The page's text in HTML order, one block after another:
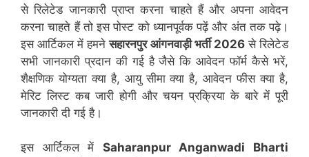
से रिलेटेड जानकारी प्राप्त करना चाहते हैं और अपना आवेदन
करना चाहते हैं तो इस पोस्ट को ध्यानपूर्वक पढ़ें और अंत तक पढ़े।
इस आर्टिकल में हमनेसहारनपुरआंगनवाड़ी भर्ती 2026से रिलेटेड
सभी जानकारी प्रदान की गई है जैसे कि आवेदन फॉर्म कैसे भरें,
शैक्षणिक योग्यता क्या है, आयु सीमा क्या है, आवेदन फीस क्या है,
मेरिट लिस्ट कब जारी होगी और चयन प्रक्रिया के बारे में पूरी
जानकारी दी गई है।
इस आर्टिकल में SaharanpurAnganwadi Bharti